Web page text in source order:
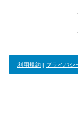
利用規約 | プライバシ